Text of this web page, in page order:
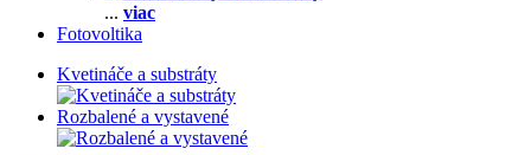
... viac
Fotovoltika
Kvetináče a substráty
Rozbalené a vystavené